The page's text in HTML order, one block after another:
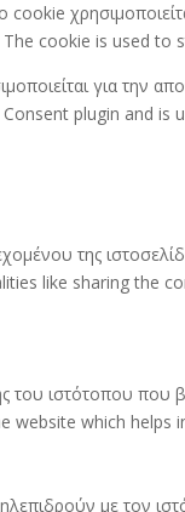
cookie is used
για την
plugin and
της
like sharing
ιστότοπου που
website which
με τον